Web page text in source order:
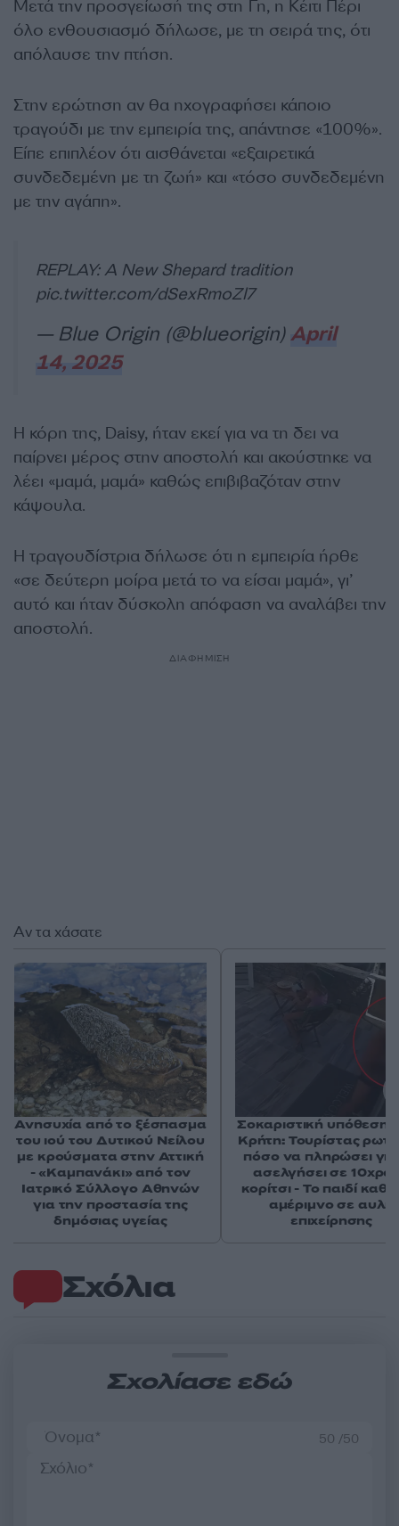
Μετά την προσγείωσή της στη Γη, η Κέιτι Πέρι
όλο ενθουσιασμό δήλωσε, με τη σειρά της, ότι
απόλαυσε την πτήση.
Στην ερώτηση αν θα ηχογραφήσει κάποιο
τραγούδι με την εμπειρία της, απάντησε «100%».
Είπε επιπλέον ότι αισθάνεται «εξαιρετικά
συνδεδεμένη με τη ζωή» και «τόσο συνδεδεμένη
με την αγάπη».
REPLAY: A New Shepard tradition
pic.twitter.com/dSexRmoZl7
— Blue Origin (@blueorigin)April
14, 2025
Η κόρη της, Daisy, ήταν εκεί για να τη δει να
παίρνει μέρος στην αποστολή και ακούστηκε να
λέει «μαμά, μαμά» καθώς επιβιβαζόταν στην
κάψουλα.
Η τραγουδίστρια δήλωσε ότι η εμπειρία ήρθε
«σε δεύτερη μοίρα μετά το να είσαι μαμά», γι’
αυτό και ήταν δύσκολη απόφαση να αναλάβει την
αποστολή.
ΔΙΑΦΗΜΙΣΗ
Σχόλια
Σχολίασε εδώ
50 /50
Αν τα χάσατε
Ανησυχία από το ξέσπασμα
του ιού του Δυτικού Νείλου
με κρούσματα στην Αττική
- «Καμπανάκι» από τον
Ιατρικό Σύλλογο Αθηνών
για την προστασία της
δημόσιας υγείας
Σοκαριστική υπόθεση
Κρήτη: Τουρίστας
πόσο να πληρώσει
ασελγήσει σε
κορίτσι - Το παιδί
αμέριμνο σε αυλή
επιχείρησης